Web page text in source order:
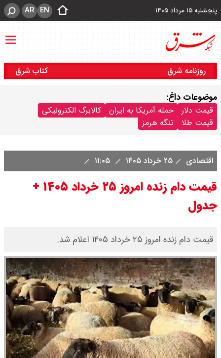
پنجشنبه ۱۵ مرداد ۱۴۰۵ EN
AR
روزنامه شرق کتاب شرق
موضوعات داغ:
قیمت دلار حمله آمریکا به ایران
کالابرگ الکترونیکی
قیمت طلا
تنگه هرمز
اقتصادی ۲۵ خرداد ۱۴۰۵
قیمت دام زنده امروز ۲۵ خرداد ۱۴۰۵ +
جدول
قیمت دام زنده امروز ۲۵ خرداد ۱۴۰۵ اعلام شد.